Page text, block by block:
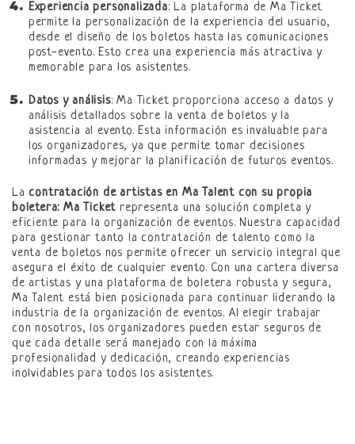
Experiencia personalizada: La plataforma de Ma Ticket
permite la personalización de la experiencia del usuario,
desde el diseño de los boletos hasta las comunicaciones
post-evento. Esto crea una experiencia más atractiva y
memorable para los asistentes.
Datos y análisis: Ma Ticket proporciona acceso a datos y
análisis detallados sobre la venta de boletos y la
asistencia al evento. Esta información es invaluable para
los organizadores, ya que permite tomar decisiones
informadas y mejorar la planificación de futuros eventos.
La contratación de artistas en Ma Talent con su propia
boletera: Ma Ticket representa una solución completa y
eficiente para la organización de eventos. Nuestra capacidad
para gestionar tanto la contratación de talento como la
venta de boletos nos permite ofrecer un servicio integral que
asegura el éxito de cualquier evento. Con una cartera diversa
de artistas y una plataforma de boletera robusta y segura,
Ma Talent está bien posicionada para continuar liderando la
industria de la organización de eventos. Al elegir trabajar
con nosotros, los organizadores pueden estar seguros de
que cada detalle será manejado con la máxima
profesionalidad y dedicación, creando experiencias
inolvidables para todos los asistentes.